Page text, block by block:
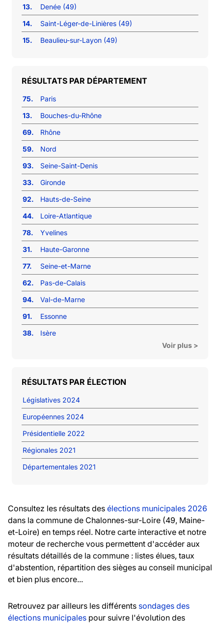
13.
Denée (49)
14.
Saint-Léger-de-Linières (49)
15.
Beaulieu-sur-Layon (49)
RÉSULTATS PAR DÉPARTEMENT
75.
Paris
13.
Bouches-du-Rhône
69.
Rhône
59.
Nord
93.
Seine-Saint-Denis
33.
Gironde
92.
Hauts-de-Seine
44.
Loire-Atlantique
78.
Yvelines
31.
Haute-Garonne
77.
Seine-et-Marne
62.
Pas-de-Calais
94.
Val-de-Marne
91.
Essonne
38.
Isère
Voir plus >
RÉSULTATS PAR ÉLECTION
Législatives 2024
Européennes 2024
Présidentielle 2022
Régionales 2021
Départementales 2021
Consultez les résultats des élections municipales 2026
dans la commune de Chalonnes-sur-Loire (49, Maine-
et-Loire) en temps réel. Notre carte interactive et notre
moteur de recherche vous permettent d'accéder aux
résultats détaillés de la commune : listes élues, taux
d'abstention, répartition des sièges au conseil municipal
et bien plus encore...
Retrouvez par ailleurs les différents sondages des
élections municipales pour suivre l'évolution des